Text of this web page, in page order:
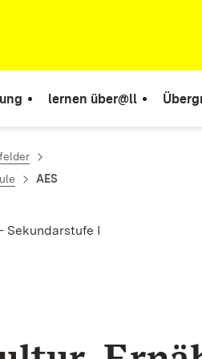
lernen über@ll
AES
Sekundarstufe I